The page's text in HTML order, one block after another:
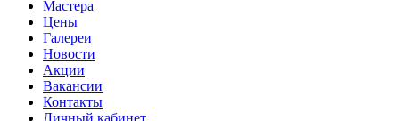
Мастера
Цены
Галереи
Новости
Акции
Вакансии
Контакты
Личный кабинет